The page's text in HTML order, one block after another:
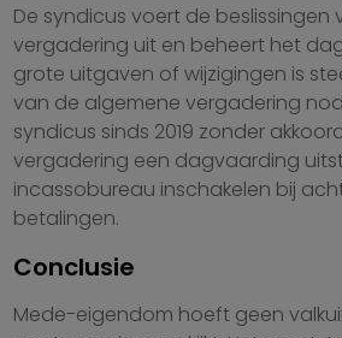
De syndicus voert de beslissingen
vergadering uit en beheert het
grote uitgaven of wijzigingen is
van de algemene vergadering
syndicus sinds 2019 zonder
vergadering een dagvaarding
incassobureau inschakelen bij
betalingen.
Conclusie
Mede-eigendom hoeft geen